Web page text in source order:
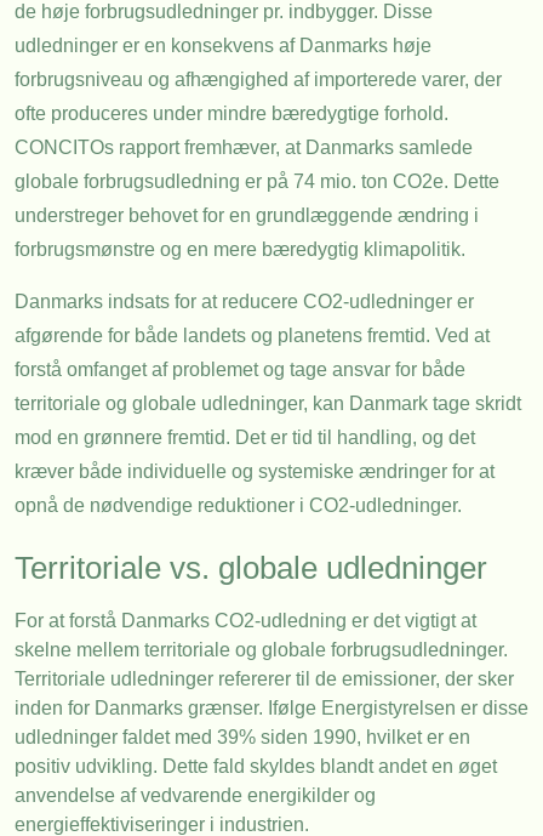
de høje forbrugsudledninger pr. indbygger. Disse
udledninger er en konsekvens af Danmarks høje
forbrugsniveau og afhængighed af importerede varer, der
ofte produceres under mindre bæredygtige forhold.
CONCITOs rapport fremhæver, at Danmarks samlede
globale forbrugsudledning er på 74 mio. ton CO2e. Dette
understreger behovet for en grundlæggende ændring i
forbrugsmønstre og en mere bæredygtig klimapolitik.
Danmarks indsats for at reducere CO2-udledninger er
afgørende for både landets og planetens fremtid. Ved at
forstå omfanget af problemet og tage ansvar for både
territoriale og globale udledninger, kan Danmark tage skridt
mod en grønnere fremtid. Det er tid til handling, og det
kræver både individuelle og systemiske ændringer for at
opnå de nødvendige reduktioner i CO2-udledninger.
Territoriale vs. globale udledninger
For at forstå Danmarks CO2-udledning er det vigtigt at
skelne mellem territoriale og globale forbrugsudledninger.
Territoriale udledninger refererer til de emissioner, der sker
inden for Danmarks grænser. Ifølge Energistyrelsen er disse
udledninger faldet med 39% siden 1990, hvilket er en
positiv udvikling. Dette fald skyldes blandt andet en øget
anvendelse af vedvarende energikilder og
energieffektiviseringer i industrien.